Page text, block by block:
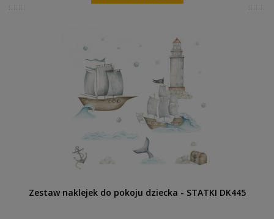
Zestaw naklejek do pokoju dziecka - STATKI DK445